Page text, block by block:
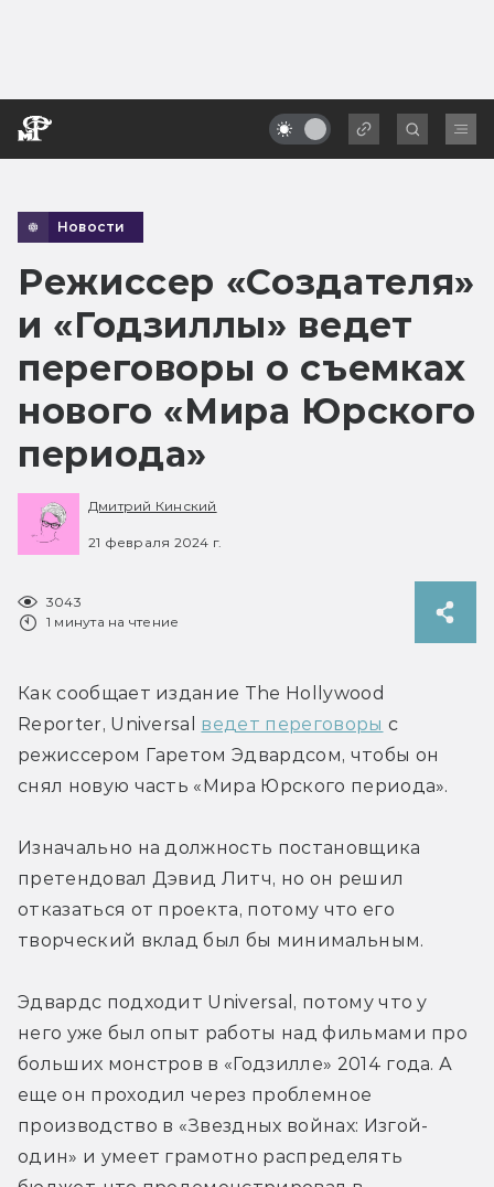
Новости
Режиссер «Создателя»
и «Годзиллы» ведет
переговоры о съемках
нового «Мира Юрского
периода»
Дмитрий Кинский
21 февраля 2024 г.
3043
1 минута на чтение
Как сообщает издание The Hollywood
Reporter, Universal ведет переговоры с
режиссером Гаретом Эдвардсом, чтобы он
снял новую часть «Мира Юрского периода».
Изначально на должность постановщика
претендовал Дэвид Литч, но он решил
отказаться от проекта, потому что его
творческий вклад был бы минимальным.
Эдвардс подходит Universal, потому что у
него уже был опыт работы над фильмами про
больших монстров в «Годзилле» 2014 года. А
еще он проходил через проблемное
производство в «Звездных войнах: Изгой-
один» и умеет грамотно распределять